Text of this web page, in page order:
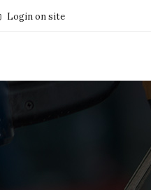
Login on site